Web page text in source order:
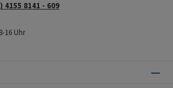
4155 8141 - 609
16 Uhr